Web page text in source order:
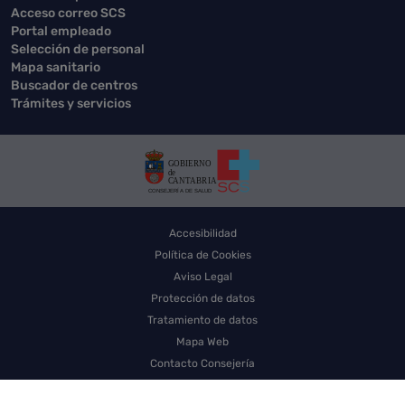
Acceso correo SCS
Portal empleado
Selección de personal
Mapa sanitario
Buscador de centros
Trámites y servicios
Accesibilidad
Política de Cookies
Aviso Legal
Protección de datos
Tratamiento de datos
Mapa Web
Contacto Consejería